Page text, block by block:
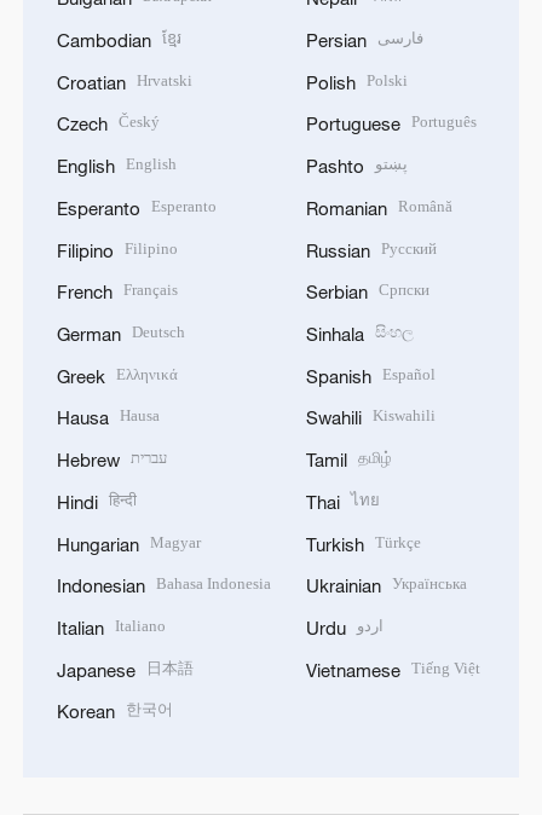
Cambodian ខ្មែរ
Croatian Hrvatski
Czech Český
English English
Esperanto Esperanto
Filipino Filipino
French Français
German Deutsch
Greek Ελληνικά
Hausa Hausa
Hebrew עברית
Hindi हिन्दी
Hungarian Magyar
Indonesian Bahasa Indonesia
Italian Italiano
Japanese 日本語
Korean 한국어
Persian فارسی
Polish Polski
Portuguese Português
Pashto پښتو
Romanian Română
Russian Русский
Serbian Српски
Sinhala සිංහල
Spanish Español
Swahili Kiswahili
Tamil தமிழ்
Thai ไทย
Turkish Türkçe
Ukrainian Українська
Urdu اردو
Vietnamese Tiếng Việt